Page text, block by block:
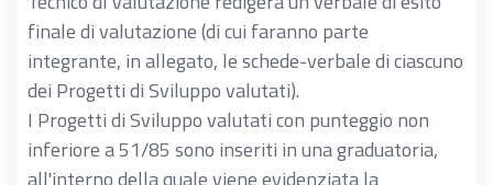
3.1
Economicità del Progetto di sviluppo
Entità del cofinanziamento oltre 20% = 7
Entità del cofinanziamento > 10% e < = 20% = 5
Entità del cofinanziamento > 5% e < = 10% = 3
Entità del cofinanziamento > 0% e < = 5% = 1
finale di valutazione (di cui faranno parte
integrante, in allegato, le schede-verbale di ciascuno
dei Progetti di Sviluppo valutati).
I Progetti di Sviluppo valutati con punteggio non
inferiore a 51/85 sono inseriti in una graduatoria,
all'interno della quale viene evidenziata la